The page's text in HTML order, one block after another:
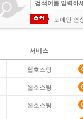
도메인 연
서비스
웹호스팅
웹호스팅
웹호스팅